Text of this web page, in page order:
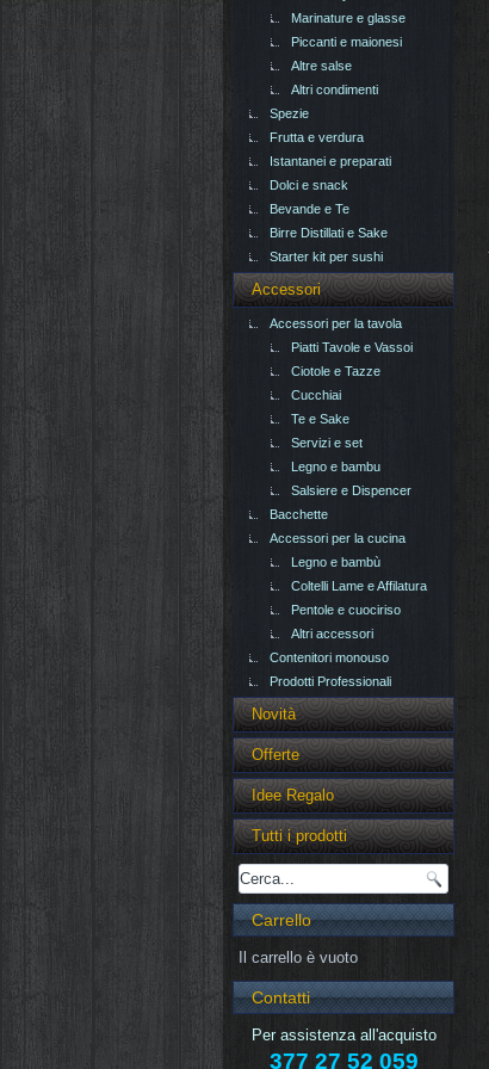
Marinature e glasse
Piccanti e maionesi
Altre salse
Altri condimenti
Spezie
Frutta e verdura
Istantanei e preparati
Dolci e snack
Bevande e Te
Birre Distillati e Sake
Starter kit per sushi
Accessori
Accessori per la tavola
Piatti Tavole e Vassoi
Ciotole e Tazze
Cucchiai
Te e Sake
Servizi e set
Legno e bambu
Salsiere e Dispencer
Bacchette
Accessori per la cucina
Legno e bambù
Coltelli Lame e Affilatura
Pentole e cuociriso
Altri accessori
Contenitori monouso
Prodotti Professionali
Novità
Offerte
Idee Regalo
Tutti i prodotti
Carrello
Il carrello è vuoto
Contatti
Per assistenza all'acquisto
377 27 52 059